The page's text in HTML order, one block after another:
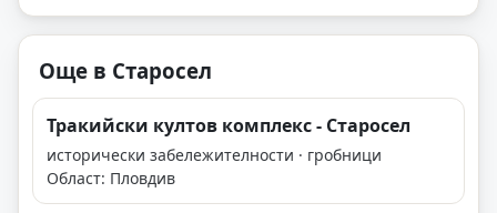
Още в Старосел
Тракийски култов комплекс - Старосел
исторически забележителности · гробници
Област: Пловдив